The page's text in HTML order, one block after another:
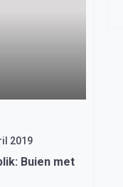
2019
Buien met